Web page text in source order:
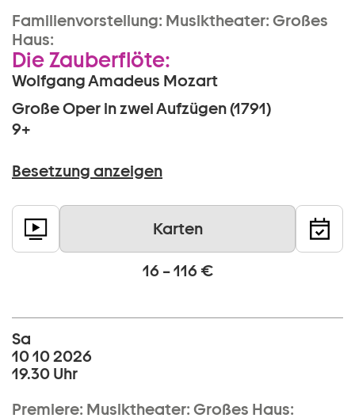
Familienvorstellung: Musiktheater: Großes
Haus:
Die Zauberflöte:
Wolfgang Amadeus Mozart
Große Oper in zwei Aufzügen (1791)
9+
Besetzung anzeigen
Karten
16 – 116 €
Sa
10 10 2026
19.30 Uhr
Premiere: Musiktheater: Großes Haus: